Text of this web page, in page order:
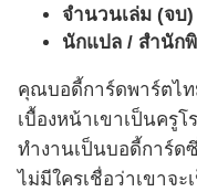
จำนวนเล่ม (จบ)
นักแปล / สำนัก
คุณบอดี้การ์ดพาร์ตไท
เบื้องหน้าเขาเป็นครูโ
ทำงานเป็นบอดี้การ์ด
ไม่มีใครเชื่อว่าเขาจ